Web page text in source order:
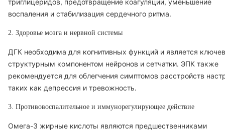
триглицеридов, предотвращение коагуляции, уменьшение
воспаления и стабилизация сердечного ритма.
2. Здоровье мозга и нервной системы
ДГК необходима для когнитивных функций и является
структурным компонентом нейронов и сетчатки. ЭПК также
рекомендуется для облегчения симптомов расстройств
таких как депрессия и тревожность.
3. Противовоспалительное и иммунорегулирующее действие
Омега-3 жирные кислоты являются предшественниками